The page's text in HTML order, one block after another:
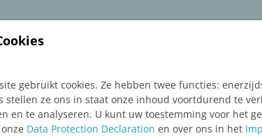
Software Services Blog
gebruikt cookies. Ze hebben twee functies:
stellen ze ons in staat onze inhoud voortdurend te
en te analyseren. U kunt uw toestemming voor het
Data Protection Declaration en over ons in het